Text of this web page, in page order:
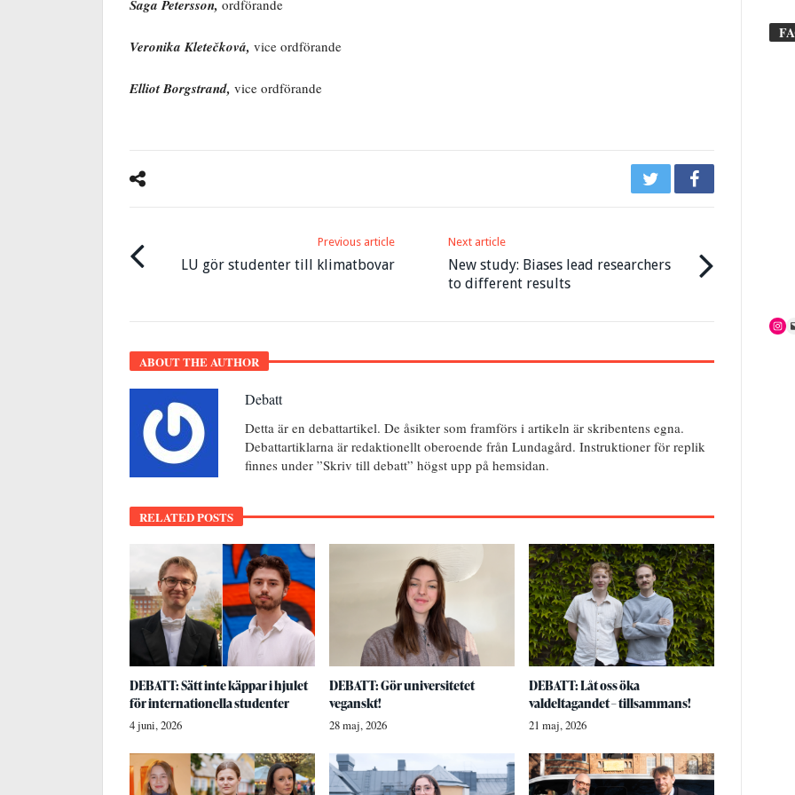
Saga Petersson, ordförande
Veronika Kletečková, vice ordförande
Elliot Borgstrand, vice ordförande
Previous article
LU gör studenter till klimatbovar
Next article
New study: Biases lead researchers
to different results
ABOUT THE AUTHOR
Debatt
Detta är en debattartikel. De åsikter som framförs i artikeln är skribentens egna.
Debattartiklarna är redaktionellt oberoende från Lundagård. Instruktioner för replik
finnes under ”Skriv till debatt” högst upp på hemsidan.
RELATED POSTS
DEBATT: Sätt inte käppar i hjulet
för internationella studenter
4 juni, 2026
DEBATT: Gör universitetet
veganskt!
28 maj, 2026
DEBATT: Låt oss öka
valdeltagandet – tillsammans!
21 maj, 2026